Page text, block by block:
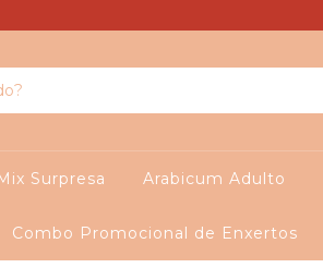
Surpresa Arabicum Adulto
Combo Promocional de Enxertos